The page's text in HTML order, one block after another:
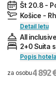
Št 20.8 -
Košice -
Detail letu
All inclusive
2+0 Suita
Popis
za osobu4 892